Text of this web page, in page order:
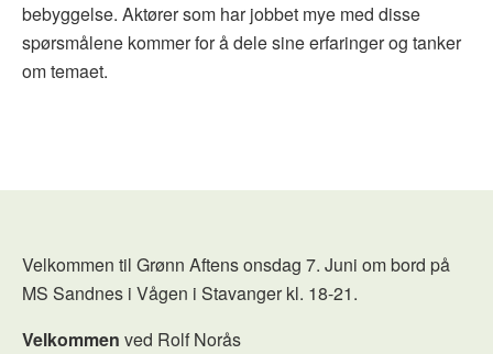
bebyggelse. Aktører som har jobbet mye med disse
spørsmålene kommer for å dele sine erfaringer og tanker
om temaet.
Velkommen til Grønn Aftens onsdag 7. Juni om bord på
MS Sandnes i Vågen i Stavanger kl. 18-21.
Velkommen ved Rolf Norås